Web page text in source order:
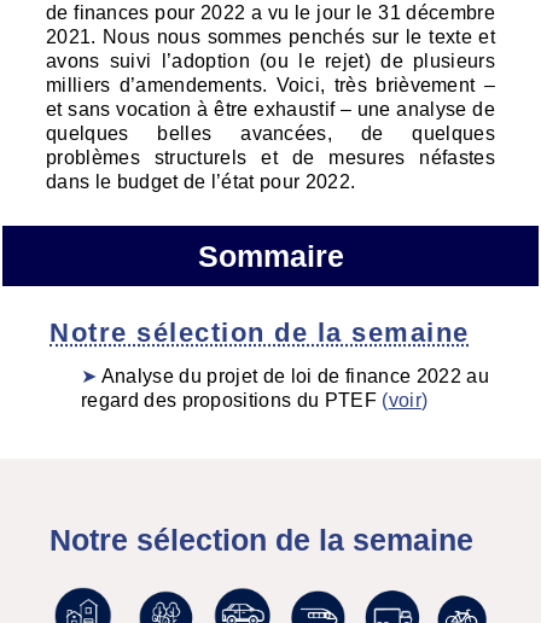
de finances pour 2022 a vu le jour le 31 décembre
2021. Nous nous sommes penchés sur le texte et
avons suivi l’adoption (ou le rejet) de plusieurs
milliers d’amendements. Voici, très brièvement –
et sans vocation à être exhaustif – une analyse de
quelques belles avancées, de quelques
problèmes structurels et de mesures néfastes
dans le budget de l’état pour 2022.
Sommaire
Notre sélection de la semaine
Analyse du projet de loi de finance 2022 au
regard des propositions du PTEF (voir)
Notre sélection de la semaine